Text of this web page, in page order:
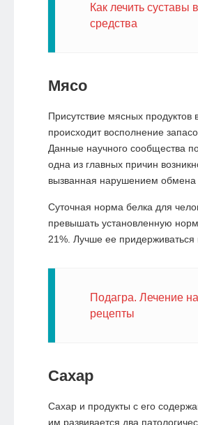
Как лечить
средства
Мясо
Присутствие мясных
происходит восполнение
Данные научного сообщества
одна из главных причин
вызванная нарушением обмена
Суточная норма белка для
превышать установленную
21%. Лучше ее придерживаться
Подагра. Лечение
рецепты
Сахар
Сахари продукты с его
им развивается два